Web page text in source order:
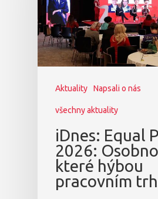
Aktuality Napsali o nás
všechny aktuality
iDnes: Equal
2026:
které hýbou
pracovním